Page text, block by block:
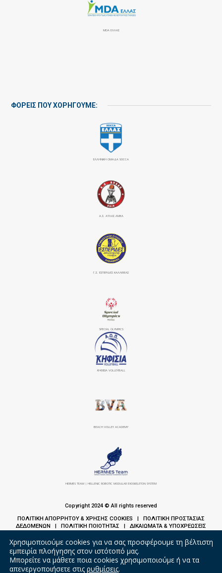
MDA ΕΛΛΑΣ
ΦΟΡΕΙΣ ΠΟΥ ΧΟΡΗΓΟΥΜΕ:
ΕΛΛΗΝΙΚΗ ΟΜΑΔΑ SOCCA
Α.Σ. ΑΤΛΑΣ ΑΜΕΑ
Γ.Σ. ΕΣΠΕΡΙΔΕΣ ΚΑΛΛΙΘΕΑΣ
SPECIAL OLYMPICS
ΚΗΦΙΣΙΆ VOLLEYBALL
BEACH VOLLEY ACADEMY
HERMES TEAM | HELLENIC ROBOTIC MODULAR EXOSKELETON SYSTEM
Copyright 2024 © All rights reserved
ΠΟΛΙΤΙΚΗ ΑΠΟΡΡΗΤΟΥ & ΧΡΗΣΗΣ COOKIES
ΠΟΛΙΤΙΚΗ ΠΡΟΣΤΑΣΙΑΣ
ΔΕΔΟΜΕΝΩΝ
ΠΟΛΙΤΙΚΗ ΠΟΙΟΤΗΤΑΣ
ΔΙΚΑΙΩΜΑΤΑ & ΥΠΟΧΡΕΩΣΕΙΣ
Χρησιμοποιούμε cookies για να σας προσφέρουμε τη βέλτιστη
εμπειρία πλοήγησης στον ιστότοπό μας.
Μπορείτε να μάθετε ποια cookies χρησιμοποιούμε ή να τα
απενεργοποιήσετε στις ρυθμίσεις.